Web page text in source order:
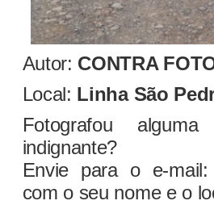
Autor: CONTRA
Local: Linha São
Fotografou
indignante?
Envie para o e-mail:
com o seu nome e o